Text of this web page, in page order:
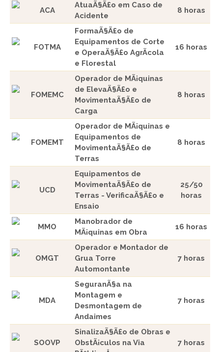
ACA
AtuaÃ§Ã£o em Caso de
Acidente
8 horas
FOTMA
FormaÃ§Ã£o de
Equipamentos de Corte
e OperaÃ§Ã£o AgrÃ­cola
e Florestal
16 horas
FOMEMC
Operador de MÃ¡quinas
de ElevaÃ§Ã£o e
MovimentaÃ§Ã£o de
Carga
8 horas
FOMEMT
Operador de MÃ¡quinas e
Equipamentos de
MovimentaÃ§Ã£o de
Terras
8 horas
UCD
Equipamentos de
MovimentaÃ§Ã£o de
Terras - VerificaÃ§Ã£o e
Ensaio
25/50
horas
MMO
Manobrador de
MÃ¡quinas em Obra
16 horas
OMGT
Operador e Montador de
Grua Torre
Automontante
7 horas
MDA
SeguranÃ§a na
Montagem e
Desmontagem de
Andaimes
7 horas
SOOVP
SinalizaÃ§Ã£o de Obras e
ObstÃ¡culos na Via
7 horas